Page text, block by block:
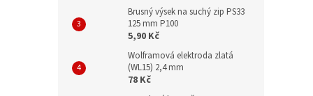
Brusný výsek na suchý zip PS33
125 mm P100
5,90 Kč
Wolframová elektroda zlatá
(WL15) 2,4 mm
78 Kč